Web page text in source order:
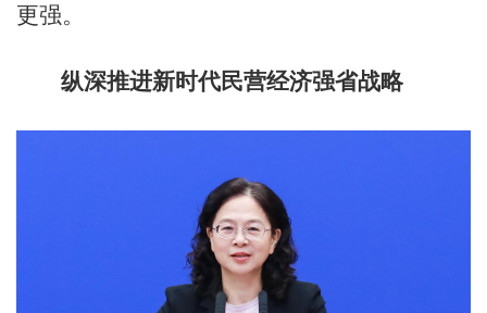
更强。
纵深推进新时代民营经济强省战略